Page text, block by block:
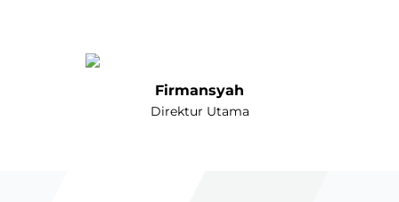
Firmansyah
Direktur Utama